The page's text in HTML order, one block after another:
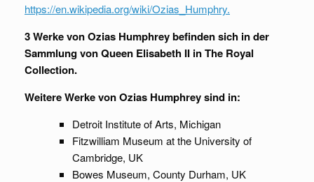
https://en.wikipedia.org/wiki/Ozias_Humphry.
3 Werke von Ozias Humphrey befinden sich in der
Sammlung von Queen Elisabeth II in The Royal
Collection.
Weitere Werke von Ozias Humphrey sind in:
Detroit Institute of Arts, Michigan
Fitzwilliam Museum at the University of
Cambridge, UK
Bowes Museum, County Durham, UK